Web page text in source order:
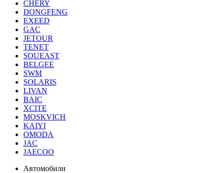
CHERY
DONGFENG
EXEED
GAC
JETOUR
TENET
SOUEAST
BELGEE
SWM
SOLARIS
LIVAN
BAIC
XCITE
MOSKVICH
KAIYI
OMODA
JAC
JAECOO
Автомобили